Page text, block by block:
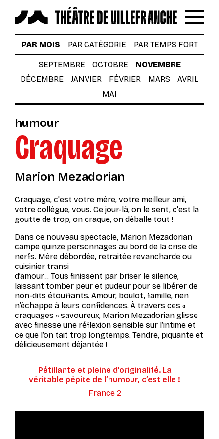
Menu
LES SPECTACLES
AUTOUR DES SPECTACLES
LE THÉÂTRE
ACTUALITÉS
BILLETTERIE
VOTRE VENUE AU THÉÂTRE
À TÉLÉCHARGER
Billetterie
PAR MOIS PAR CATÉGORIE PAR TEMPS FORT
SEPTEMBRE OCTOBRE
NOVEMBRE
DÉCEMBRE
JANVIER FÉVRIER MARS
AVRIL
MAI
humour
Craquage
Marion Mezadorian
Craquage, c'est votre mère, votre meilleur ami,
votre collègue, vous. Ce jour-là, on le sent, c'est la
goutte de trop, on craque, on déballe tout !
Dans ce nouveau spectacle, Marion Mezadorian
campe quinze personnages au bord de la crise de
nerfs. Mère débordée, retraitée revancharde ou
cuisinier transi
d’amour… Tous finissent par briser le silence,
laissant tomber peur et pudeur pour se libérer de
non-dits étouffants. Amour, boulot, famille, rien
n’échappe à leurs confidences. À travers ces «
craquages » savoureux, Marion Mezadorian glisse
avec finesse une réflexion sensible sur l’intime et
ce que l’on tait trop longtemps. Tendre, piquante et
délicieusement déjantée !
Pétillante et pleine d’originalité. La
véritable pépite de l’humour, c’est elle !
France 2